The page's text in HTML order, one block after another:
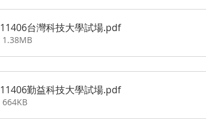
台灣科技大學試場.pdf
1.38MB
勤益科技大學試場.pdf
664KB